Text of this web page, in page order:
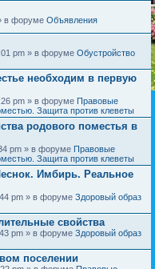
в форуме Объявления
pm » в форуме Обустройство
необходим в первую
pm » в форуме Правовые
Защита против клеветы
родового поместья в
pm » в форуме Правовые
Защита против клеветы
Имбирь. Реальное
pm » в форуме Здоровый образ
свойства
pm » в форуме Здоровый образ
поселении